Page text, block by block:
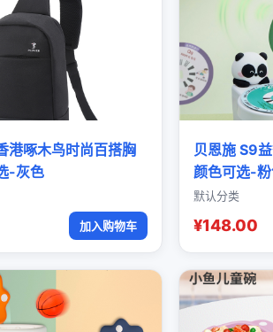
港啄木鸟时尚百搭胸
-灰色
加入购物车
贝恩施 S9
颜色可选-
默认分类
¥148.00